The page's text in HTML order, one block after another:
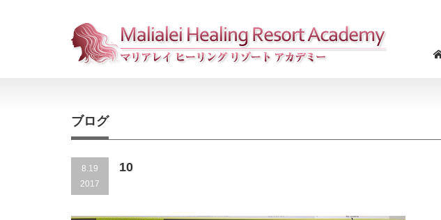
ブログ
8.19
2017
10